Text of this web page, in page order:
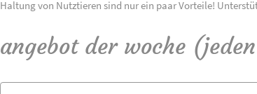
Haltung von Nutztieren sind nur ein paar Vorteile!
angebot der woche